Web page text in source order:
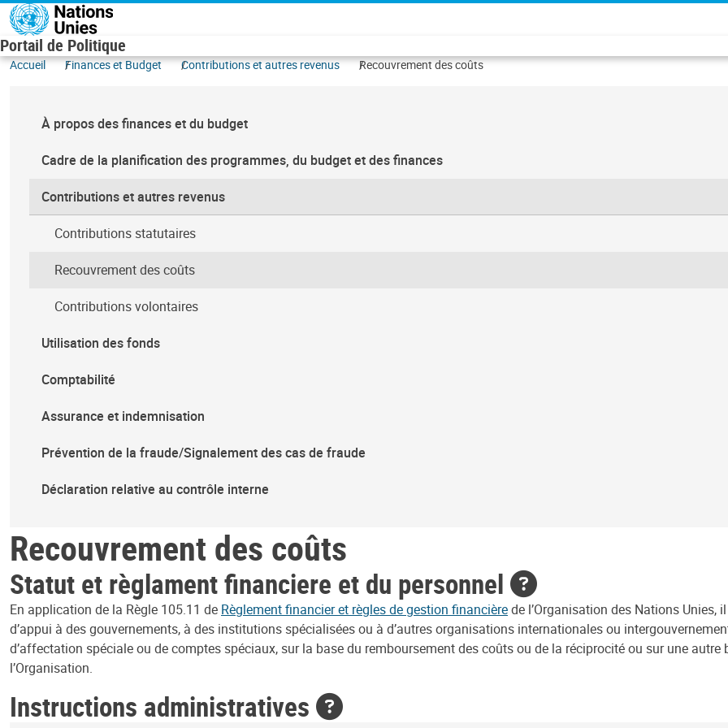
Aller au contenu principal
Portail de Politique
Accueil Finances et Budget Contributions et autres revenus Recouvrement des coûts
À propos des finances et du budget
Cadre de la planification des programmes, du budget et des finances
Contributions et autres revenus
Contributions statutaires
Recouvrement des coûts
Contributions volontaires
Utilisation des fonds
Comptabilité
Assurance et indemnisation
Prévention de la fraude/Signalement des cas de fraude
Déclaration relative au contrôle interne
Recouvrement des coûts
Statut et règlament financiere et du personnel
En application de la Règle 105.11 de Règlement financier et règles de gestion financièrede l’Organisation des Nations Unies,
d’appui à des gouvernements, à des institutions spécialisées ou à d’autres organisations internationales ou
d’affectation spéciale ou de comptes spéciaux, sur la base du remboursement des coûts ou de la réciprocité ou sur une
l’Organisation.
Instructions administratives